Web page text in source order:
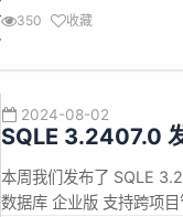
合，已演进出一套成熟
350 收藏
2024-08-02
SQLE 3.2407.0
本周我们发布了 SQLE
数据库 企业版 支持跨项